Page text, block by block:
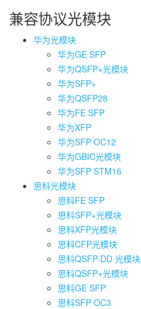
兼容协议光模块
华为光模块
华为GE SFP
华为QSFP+光模块
华为SFP+
华为QSFP28
华为FE SFP
华为XFP
华为SFP OC12
华为GBIC光模块
华为SFP STM16
思科光模块
思科FE SFP
思科SFP+光模块
思科XFP光模块
思科CFP光模块
思科QSFP-DD 光模块
思科QSFP+光模块
思科GE SFP
思科SFP OC3